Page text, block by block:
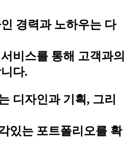
경력과 노하우는 다
비스를 통해 고객과의
다.
디자인과 기획, 그리
있는 포트폴리오를 확